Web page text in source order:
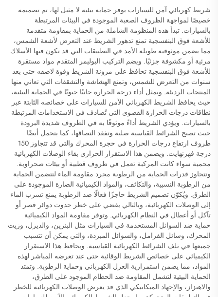
شريط كهربائي آمن للسيارات يوفر حماية بيئية لا مثيل لها، تم تصميمه
خصيصًا لمواجهة الظروف الصعبة الموجودة في البيئات المرتبطة
بالسيارات. تبدأ هذه المنظومة الشاملة من الحماية بمقاومة متقدمة
للأشعة فوق البنفسجية تمنع تدهور الشريط عند التعرض لأشعة الشمس،
مما يضمن موثوقية طويلة الأمد في التطبيقات التي قد تكون فيها الأسلاك
مرئية أو مكشوفة جزئيًا. ويضم التركيب البوليمر المتقدم مواد مستقرة
للأشعة فوق البنفسجية تحافظ على مرونة الشريط وقوة لاصقه حتى بعد
سنوات من التعرض للشمس، وتمنع الهشاشة والتشققات التي تعاني منها
المنتجات الرديئة. ويمثل أداء درجة الحرارة جانبًا حيويًا في الحماية البيئية،
حيث يحافظ الشريط الكهربائي الآمن للسيارات على خصائصه الثابتة عبر
نطاقات درجات الحرارة القصوى التي تُصادف في الاستخدامات المرتبطة
بالسيارات. ويؤدي الشريط أداءً موثوقًا به في الظروف شديدة البرودة
حيث تصبح الشرائط القياسية صلبة وتفقد التصاقها، كما يتحمل أيضًا
ظروف ارتفاع درجات الحرارة في حجرة المحرك والتي قد تتجاوز 150
درجة فهرنهايت. ويضمن هذا الاستقرار الحراري بقاء الوصلات الكهربائية
محمية سواء كانت المركبة تعمل في ظروف قطبية أو بيئات صحراوية.
وتتجاوز قدرات الحماية من الرطوبة مجرد مقاومة الماء لتتضمن الحماية
من الرطوبة النسبية، والتكاثف، والمواد الكيميائية الضارة الموجودة على
الطرق. ويُكوّن تصميم الشريط حاجزًا فعالًا ضد الرطوبة يمنع تسرب الماء
إلى الوصلات الكهربائية، وبالتالي يقضي على خطر حدوث دوائر قصر أو
تآكل أو أعطال في النظام الكهربائي. وتوفر مقاومة المواد الكيميائية
حماية ضد السوائل المستخدمة في السيارات مثل البنزين، والديزل، وزيت
المحرك، وسائل الفرامل، والسوائل المبردة، والتي يمكن أن تتسبب
جميعها في تلف الشرائط الكهربائية القياسية. ويحافظ هذا الاستقرار
الكيميائي على خصائص الشريط الوقائية حتى عند تعرضه المباشر لهذه
المواد، مما يضمن استمرارية العزل الكهربائي وحماية الرطوبة. وتمتد
الحماية البيئية لتشمل المقاومة ضد الحطام الموجود على الطرق،
والاهتزاز، والإجهاد الميكانيكي الذي قد يعرض الوصلات الكهربائية للخطر